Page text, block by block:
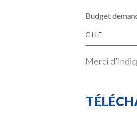
Budget
CHF
Merci